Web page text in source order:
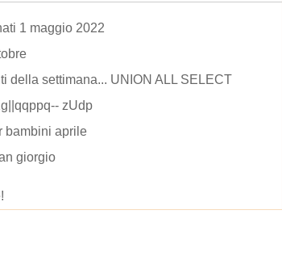
1 maggio 2022
della settimana... UNION ALL SELECT
zUdp
bambini aprile
giorgio